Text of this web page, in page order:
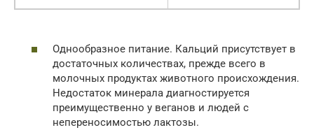
Однообразное питание. Кальций присутствует в
достаточных количествах, прежде всего в
молочных продуктах животного происхождения.
Недостаток минерала диагностируется
преимущественно у веганов и людей с
непереносимостью лактозы.